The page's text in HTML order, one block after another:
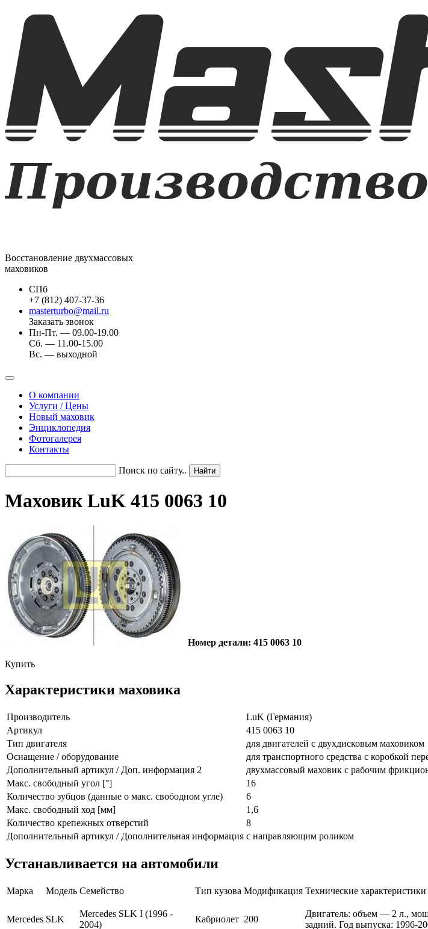
Восстановление двухмассовых
маховиков
СПб
+7 (812) 407-37-36
masterturbo@mail.ru
Заказать звонок
Пн-Пт. — 09.00-19.00
Сб. — 11.00-15.00
Вс. — выходной
О компании
Услуги / Цены
Новый маховик
Энциклопедия
Фотогалерея
Контакты
Поиск по сайту..
Маховик LuK 415 0063 10
Номер детали: 415 0063 10
Купить
Характеристики маховика
Производитель
LuK (Германия)
Артикул
415 0063 10
Тип двигателя
для двигателей с двухдисковым маховиком
Оснащение / оборудование
для транспортного средства с коробкой
Дополнительный артикул / Доп. информация 2
двухмассовый маховик с рабочим
Макс. свободный угол [°]
16
Количество зубцов (данные о макс. свободном угле)
6
Макс. свободный ход [мм]
1,6
Количество крепежных отверстий
8
Дополнительный артикул / Дополнительная информация с направляющим роликом
Устанавливается на автомобили
Марка Модель Семейство Тип кузова Модификация Технические характеристики
Mercedes SLK
Mercedes SLK I (1996 -
2004)
Кабриолет 200
Двигатель: объем — 2 л.,
задний. Год выпуска: 1996-